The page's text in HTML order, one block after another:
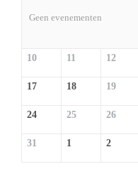
Geen evenementen
10 11 12
17 18 19
24 25 26
31 1 2